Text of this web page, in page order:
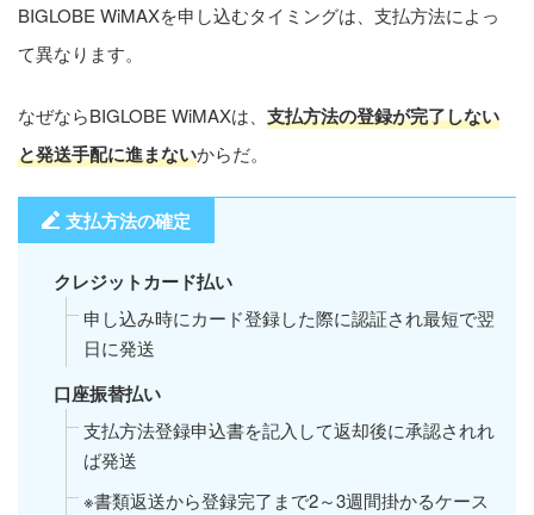
BIGLOBE WiMAXを申し込むタイミングは、支払方法によっ
て異なります。
なぜならBIGLOBE WiMAXは、 支払方法の登録が完了しない
と発送手配に進まないからだ。
支払方法の確定
クレジットカード払い
申し込み時にカード登録した際に認証され最短で翌
日に発送
口座振替払い
支払方法登録申込書を記入して返却後に承認されれ
ば発送
※書類返送から登録完了まで2～3週間掛かるケース